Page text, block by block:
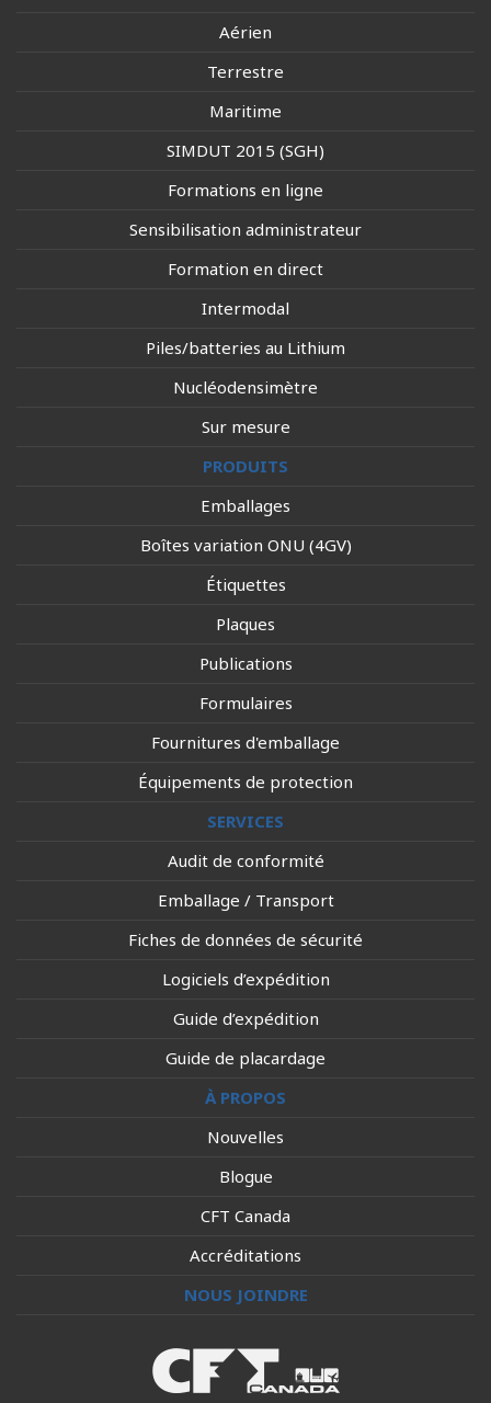
Aérien
Terrestre
Maritime
SIMDUT 2015 (SGH)
Formations en ligne
Sensibilisation administrateur
Formation en direct
Intermodal
Piles/batteries au Lithium
Nucléodensimètre
Sur mesure
PRODUITS
Emballages
Boîtes variation ONU (4GV)
Étiquettes
Plaques
Publications
Formulaires
Fournitures d'emballage
Équipements de protection
SERVICES
Audit de conformité
Emballage / Transport
Fiches de données de sécurité
Logiciels d’expédition
Guide d’expédition
Guide de placardage
À PROPOS
Nouvelles
Blogue
CFT Canada
Accréditations
NOUS JOINDRE